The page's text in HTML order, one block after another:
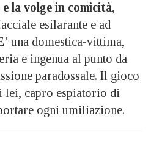
la volge in comicità,
esilarante e ad
una domestica-vittima,
e ingenua al punto da
paradossale. Il gioco
lei, capro espiatorio di
ogni umiliazione.